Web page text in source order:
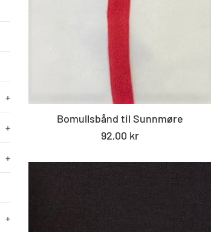
+
+
+
+
Bomullsbånd til Sunnmøre
Standard
92,00 kr